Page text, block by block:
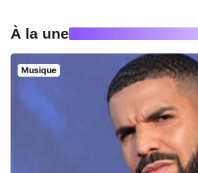
À la une
Musique